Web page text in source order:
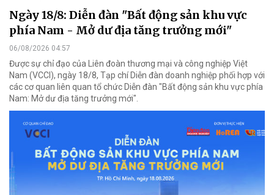
Ngày 18/8: Diễn đàn "Bất động sản khu vực
phía Nam - Mở dư địa tăng trưởng mới"
06/08/2026 04:57
Được sự chỉ đạo của Liên đoàn thương mại và công nghiệp Việt
Nam (VCCI), ngày 18/8, Tạp chí Diễn đàn doanh nghiệp phối hợp với
các cơ quan liên quan tổ chức Diễn đàn "Bất động sản khu vực phía
Nam: Mở dư địa tăng trưởng mới".